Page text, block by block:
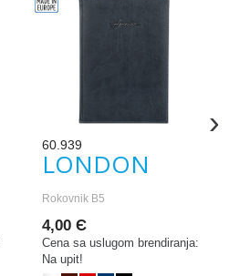
60.939
LONDON
Rokovnik B5
4,00 Є
Cena sa uslugom brendiranja:
Na upit!
›